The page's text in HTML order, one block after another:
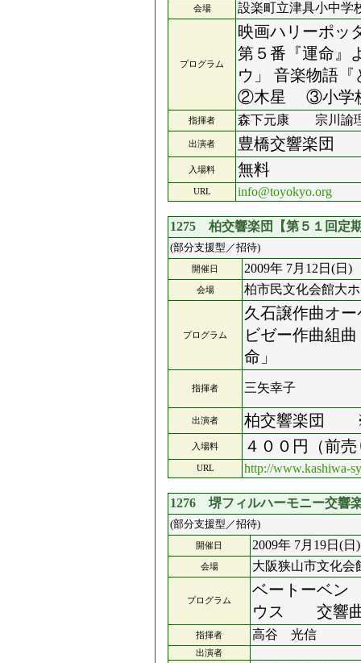
会場 設楽町立津具小中学
プログラム
映画ハリーポッ
第５番『運命』
ウ」 音楽物語
②木星 ③小学
指揮者 森下元康 宗川諭
出演者 豊橋交響楽団
入場料 無料
URL info@toyokyo.org
1275 柏交響楽団【第５１回定
(部分支援型／招待)
開催日 2009年 7月12日(日)
会場 柏市民文化会館大
プログラム
久石譲作曲オ
ビゼー作曲組
命」
指揮者 三矢幸子
出演者 柏交響楽団 ※
入場料 ４００円（前
URL http://www.kashiwa-
1276 堺フィルハーモニー交響
(部分支援型／招待)
開催日 2009年 7月19日(日)
会場 大阪狭山市文化
プログラム
ベートーベン
ウス 交響曲
指揮者 高谷 光信
出演者